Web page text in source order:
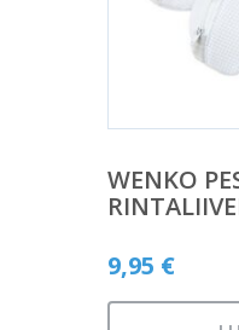
WENKO
9,95 €